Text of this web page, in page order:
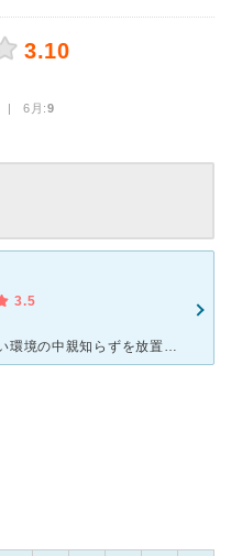
3.10
| 6月:9
3.5
仕事が忙しく、なかなか通院が難しい環境の中親知らずを放置してしまい虫歯になりました。小まめに通知する事が難しい旨をお伝えすると、出来る限り一回の治療で進むように配慮して下さり、仕事で通院出来なくなった